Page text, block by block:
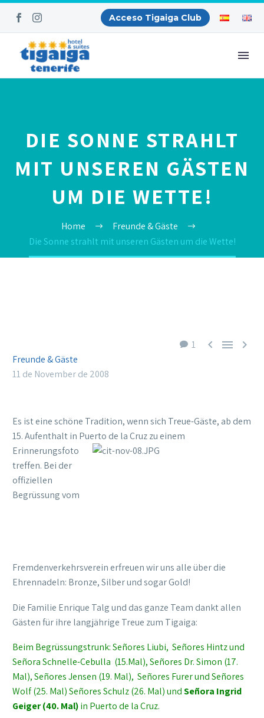
Acceso Tigaiga Club
DIE SONNE STRAHLT
MIT UNSEREN GÄSTEN
UM DIE WETTE!
Home
Freunde & Gäste
Die Sonne strahlt mit unseren Gästen um die Wette!
1   
Freunde & Gäste
11 de November de 2008
Es ist eine schöne Tradition, wenn sich Treue-Gäste, ab dem
15. Aufenthalt in Puerto de la Cruz zu einem
Erinnerungsfoto
treffen. Bei der
offiziellen
Begrüssung vom
Fremdenverkehrsverein erfreuen wir uns alle über die
Ehrennadeln: Bronze, Silber und sogar Gold!
Die Familie Enrique Talg und das ganze Team dankt allen
Gästen für ihre langjährige Treue zum Tigaiga:
Beim Begrüssungstrunk: Señores Liubi, Señores Hintz und
Señora Schnelle-Cebulla (15.Mal), Señores Dr. Simon (17.
Mal), Señores Jensen (19. Mal), Señores Furer und Señores
Wolf (25. Mal) Señores Schulz (26. Mal) undSeñora Ingrid
Geiger (40. Mal)in Puerto de la Cruz.